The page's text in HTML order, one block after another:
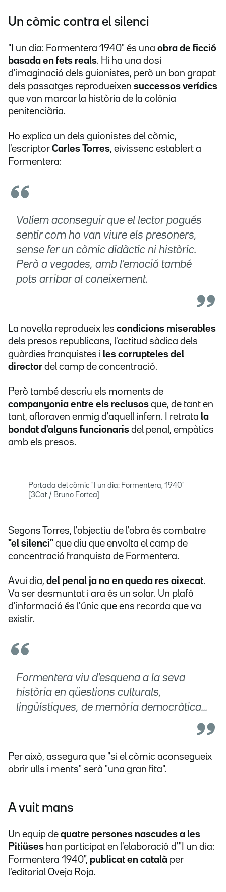
Un còmic contra el silenci
"I un dia: Formentera 1940" és una obra de ficció
basada en fets reals. Hi ha una dosi
d'imaginació dels guionistes, però un bon grapat
dels passatges reprodueixen successos verídics
que van marcar la història de la colònia
penitenciària.
Ho explica un dels guionistes del còmic,
l'escriptor Carles Torres, eivissenc establert a
Formentera:
Volíem aconseguir que el lector pogués
sentir com ho van viure els presoners,
sense fer un còmic didàctic ni històric.
Però a vegades, amb l'emoció també
pots arribar al coneixement.
La novel·la reprodueix les condicions miserables
dels presos republicans, l'actitud sàdica dels
guàrdies franquistes i les corrupteles del
director del camp de concentració.
Però també descriu els moments de
companyonia entre els reclusos que, de tant en
tant, afloraven enmig d'aquell infern. I retrata la
bondat d'alguns funcionaris del penal, empàtics
amb els presos.
Portada del còmic "I un dia: Formentera, 1940"
(3Cat / Bruno Fortea)
Segons Torres, l'objectiu de l'obra és combatre
"el silenci" que diu que envolta el camp de
concentració franquista de Formentera.
Avui dia, del penal ja no en queda res aixecat.
Va ser desmuntat i ara és un solar. Un plafó
d'informació és l'únic que ens recorda que va
existir.
Formentera viu d'esquena a la seva
història en qüestions culturals,
lingüístiques, de memòria democràtica...
Per això, assegura que "si el còmic aconsegueix
obrir ulls i ments" serà "una gran fita".
A vuit mans
Un equip de quatre persones nascudes a les
Pitiüses han participat en l'elaboració d'"I un dia:
Formentera 1940", publicat en català per
l'editorial Oveja Roja.